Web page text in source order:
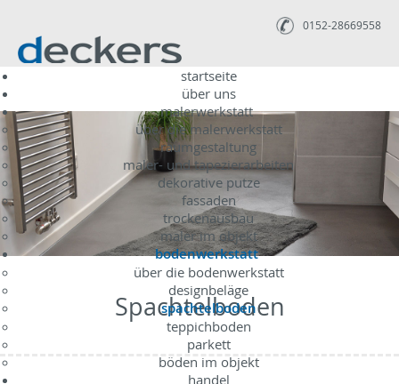
0152-28669558
startseite
über uns
malerwerkstatt
über die malerwerkstatt
raumgestaltung
maler- und tapezierarbeiten
dekorative putze
fassaden
trockenausbau
maler im objekt
bodenwerkstatt
über die bodenwerkstatt
designbeläge
spachtelboden
teppichboden
parkett
böden im objekt
handel
Spachtelboden